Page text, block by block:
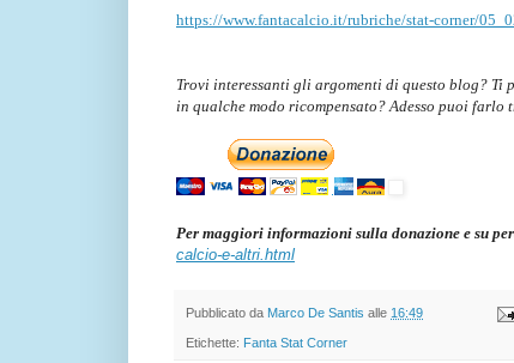
https://www.fantacalcio.it/rubriche/stat-corner/
Trovi interessanti gli argomenti di questo blog? Ti
in qualche modo ricompensato? Adesso puoi farlo
Per maggiori informazioni sulla donazione e su
calcio-e-altri.html
Pubblicato da Marco De Santis alle 16:49
Etichette: Fanta Stat Corner